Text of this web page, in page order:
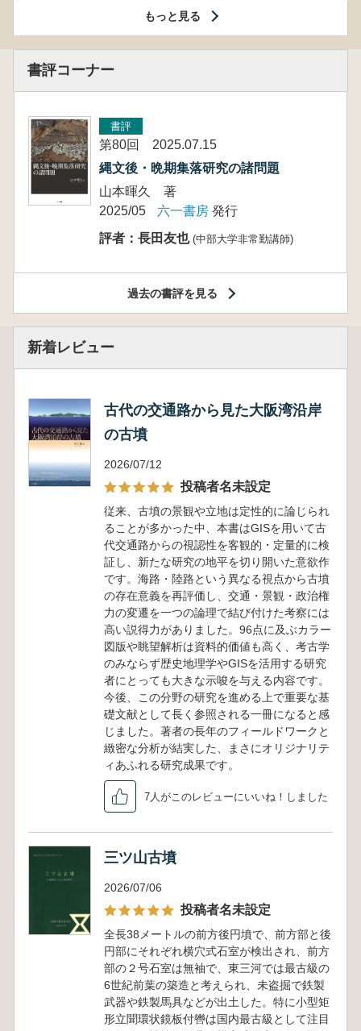
もっと見る
書評コーナー
書評
第80回 2025.07.15
縄文後・晩期集落研究の諸問題
山本暉久 著
2025/05
六一書房 発行
評者：長田友也 (中部大学非常勤講師)
過去の書評を見る
新着レビュー
古代の交通路から見た大阪湾沿岸
の古墳
2026/07/12
投稿者名未設定
従来、古墳の景観や立地は定性的に論じられ
ることが多かった中、本書はGISを用いて古
代交通路からの視認性を客観的・定量的に検
証し、新たな研究の地平を切り開いた意欲作
です。海路・陸路という異なる視点から古墳
の存在意義を再評価し、交通・景観・政治権
力の変遷を一つの論理で結び付けた考察には
高い説得力がありました。96点に及ぶカラー
図版や眺望解析は資料的価値も高く、考古学
のみならず歴史地理学やGISを活用する研究
者にとっても大きな示唆を与える内容です。
今後、この分野の研究を進める上で重要な基
礎文献として長く参照される一冊になると感
じました。著者の長年のフィールドワークと
緻密な分析が結実した、まさにオリジナリテ
ィあふれる研究成果です。
7人がこのレビューにいいね！しました
三ツ山古墳
2026/07/06
投稿者名未設定
全長38メートルの前方後円墳で、前方部と後
円部にそれぞれ横穴式石室が検出され、前方
部の２号石室は無袖で、東三河では最古級の
6世紀前葉の築造と考えられ、未盗掘で鉄製
武器や鉄製馬具などが出土した。特に小型矩
形立聞環状鏡板付轡は国内最古級として注目